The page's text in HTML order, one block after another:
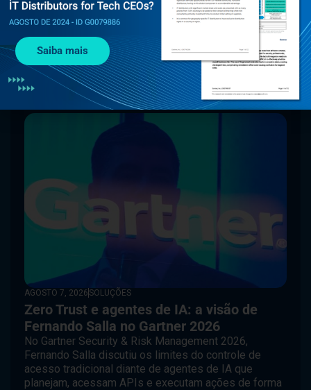
whitepapers, artigos e
conteúdos do blog para
saber tudo sobre as
tendências de
cibersegurança.
AGOSTO 7, 2026 SOLUÇÕES
Zero Trust e agentes de IA: a visão de
Fernando Salla no Gartner 2026
No Gartner Security & Risk Management 2026,
Fernando Salla discutiu os limites do controle de
acesso tradicional diante de agentes de IA que
planejam, acessam APIs e executam ações de forma
Saiba mais